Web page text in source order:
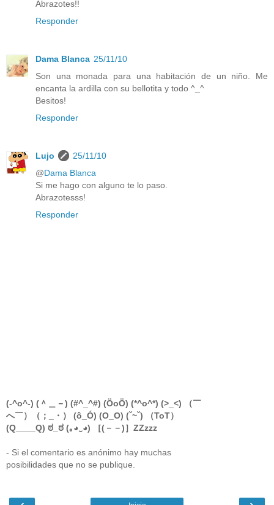
Abrazotes!!
Responder
Dama Blanca 25/11/10
Son una monada para una habitación de un niño. Me
encanta la ardilla con su bellotita y todo ^_^
Besitos!
Responder
Lujo
25/11/10
@Dama Blanca
Si me hago con alguno te lo paso.
Abrazotesss!
Responder
(-^o^-) (＾＿－) (#^_^#) (ÖoÖ) (*^o^*) (>_<) （￣
へ￣）（；_・） (ô_Ó) (O_O) (ˇ~ˇ) （ToT）
(Q____Q) ಠ_ಠ (｡◕‿◕) ［(－－)］ZZzzz
- Si el comentario es anónimo hay muchas
posibilidades que no se publique.